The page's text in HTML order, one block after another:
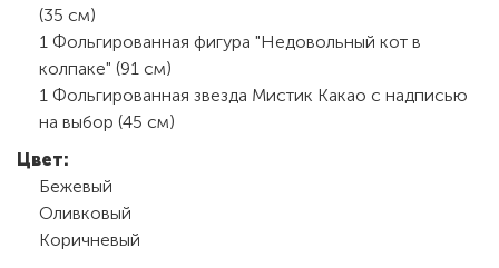
(35 см)
1 Фольгированная фигура "Недовольный кот в
колпаке" (91 см)
1 Фольгированная звезда Мистик Какао с надписью
на выбор (45 см)
Цвет:
Бежевый
Оливковый
Коричневый